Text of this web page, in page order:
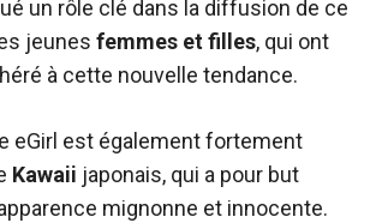
un rôle clé dans la diffusion de ce
jeunes femmes et filles, qui ont
à cette nouvelle tendance.
eGirl est également fortement
Kawaii japonais, qui a pour but
mignonne et innocente.